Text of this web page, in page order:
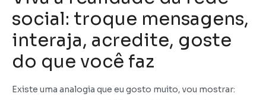
social: troque mensagens,
interaja, acredite, goste
do que você faz
Existe uma analogia que eu gosto muito, vou mostrar: